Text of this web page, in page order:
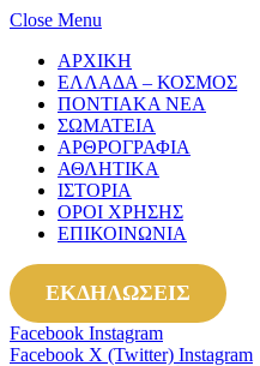
Close Menu
ΑΡΧΙΚΗ
ΕΛΛΑΔΑ – ΚΟΣΜΟΣ
ΠΟΝΤΙΑΚΑ ΝΕΑ
ΣΩΜΑΤΕΙΑ
ΑΡΘΡΟΓΡΑΦΙΑ
ΑΘΛΗΤΙΚΑ
ΙΣΤΟΡΙΑ
ΟΡΟΙ ΧΡΗΣΗΣ
ΕΠΙΚΟΙΝΩΝΙΑ
ΕΚΔΗΛΩΣΕΙΣ
Facebook Instagram
Facebook X (Twitter) Instagram